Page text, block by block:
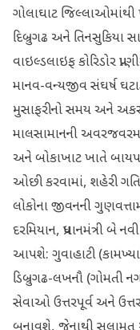
ગોલાઘાટ
દિબ્રુગઢ અને તિનસુકિયા
વાઇલ્ડલાઇફ કોરિડોર
માનવ-વન્યજીવ સંઘર્ષ
મુસાફરીનો સમય અને
માલસામાનની
અને બોકાખાટ ખાતે
ઓછી કરવામાં, શહેરી
લોકોના જીવનની
દરમિયાન, પ્રધાનમંત્રી બે
આપશે: ગુવાહાટી
ડિબ્રુગઢ-લખનૌ (ગોમતી
સેવાઓ ઉત્તરપૂર્વ અને